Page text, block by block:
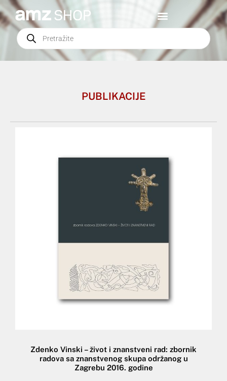
PUBLIKACIJE
Zdenko Vinski – život i znanstveni rad: zbornik
radova sa znanstvenog skupa održanog u
Zagrebu 2016. godine